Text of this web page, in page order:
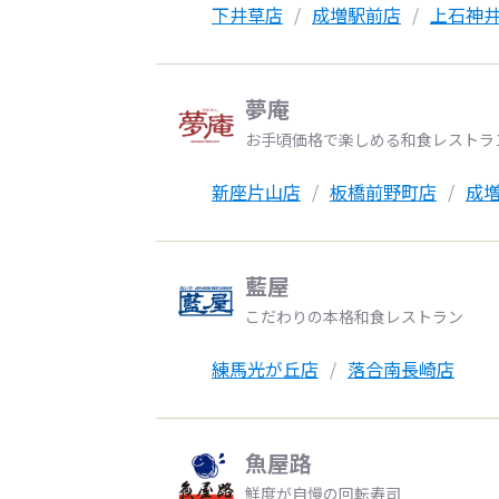
下井草店 成増駅前店 上石神
夢庵
お手頃価格で楽しめる和食レストラ
新座片山店 板橋前野町店 成
藍屋
こだわりの本格和食レストラン
練馬光が丘店 落合南長崎店
魚屋路
鮮度が自慢の回転寿司